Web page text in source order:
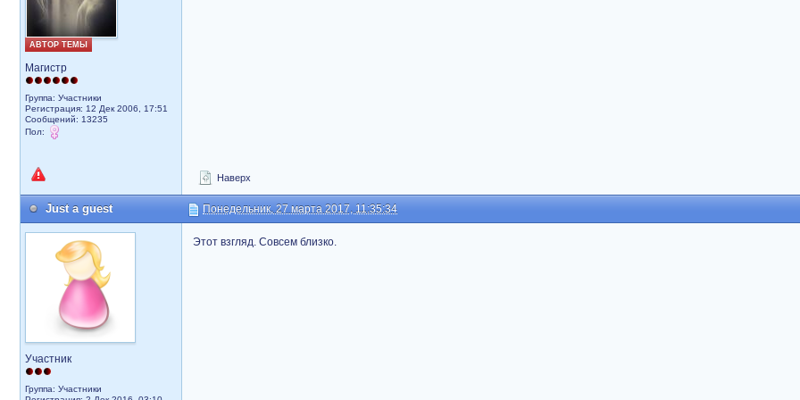
АВТОР ТЕМЫ
Магистр
Группа: Участники
Регистрация: 12 Дек 2006, 17:51
Сообщений: 13235
Пол:
Наверх
Just a guest Понедельник, 27 марта 2017, 11:35:34
Участник
Группа: Участники
Этот взгляд. Совсем близко.